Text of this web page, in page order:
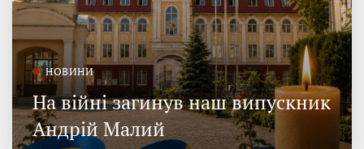
НОВИНИ
На війні загинув наш випускник
Андрій Малий